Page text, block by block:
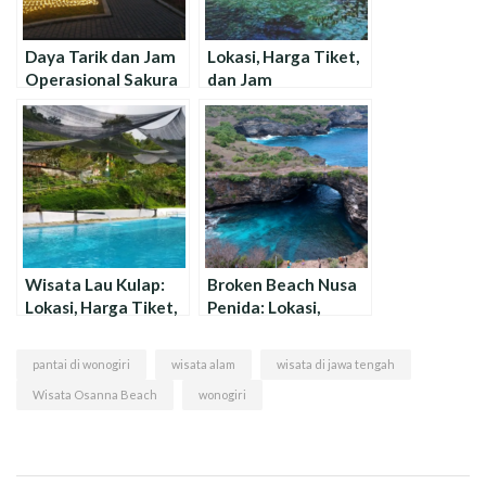
Daya Tarik dan Jam
Operasional Sakura
Park Aeon Mall
Lokasi, Harga Tiket,
dan Jam
Operasional Wisata
Umbul Besuki
Wisata Lau Kulap:
Lokasi, Harga Tiket,
Broken Beach Nusa
Penida: Lokasi,
pantai di wonogiri wisata alam wisata di jawa tengah
Wisata Osanna Beach wonogiri